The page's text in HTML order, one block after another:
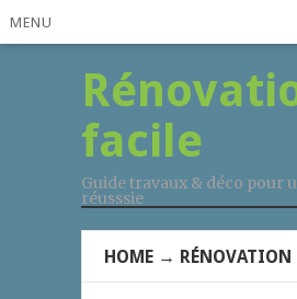
MENU
facile
Guide travaux & déco pour
réusssie
HOME → RÉNOVATION